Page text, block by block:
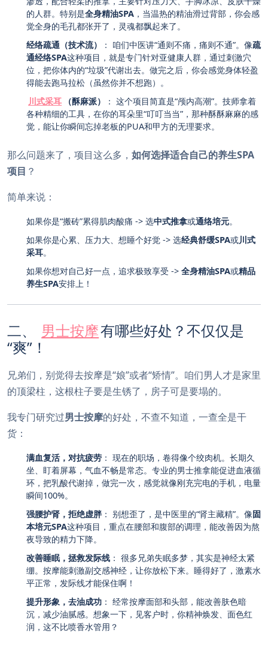
的人群。特别是全身精油SPA ，当温热的精油滑过背部，你会感
觉全身的毛孔都张开了，灵魂都飘起来了。
经络疏通（技术流）
： 咱们中医讲“通则不痛，痛则不通”。像疏
通经络SPA这种项目，就是专门针对亚健康人群，通过刺激穴
位，把你体内的“垃圾”代谢出去。做完之后，你会感觉身体轻盈
得能去跑马拉松（虽然你并不想跑）。
川式采耳
（酥麻派）
： 这个项目简直是“颅内高潮”。技师拿着
各种精细的工具，在你的耳朵里“叮叮当当”，那种酥酥麻麻的感
觉，能让你瞬间忘掉老板的PUA和甲方的无理要求。
那么问题来了，项目这么多， 如何选择适合自己的养生SPA
项目 ？
简单来说：
如果你是“搬砖”累得肌肉酸痛 -> 选中式推拿或通络培元。
如果你是心累、压力大、想睡个好觉 -> 选经典舒缓SPA或川式
采耳。
如果你想对自己好一点，追求极致享受 -> 全身精油SPA或精品
养生SPA安排上！
二、 男士按摩有哪些好处？不仅仅是
“爽”！
兄弟们，别觉得去按摩是“娘”或者“矫情”。咱们男人才是家里
的顶梁柱，这根柱子要是生锈了，房子可是要塌的。
我专门研究过男士按摩的好处，不查不知道，一查全是干
货：
满血复活，对抗疲劳 ： 现在的职场，卷得像个绞肉机。长期久
坐、盯着屏幕，气血不畅是常态。专业的男士推拿能促进血液循
环，把乳酸代谢掉，做完一次，感觉就像刚充完电的手机，电量
瞬间100%。
强腰护肾，拒绝虚胖： 别想歪了，是中医里的“肾主藏精”。像固
本培元SPA这种项目，重点在腰部和腹部的调理，能改善因为熬
夜导致的精力下降。
改善睡眠，拯救发际线 ： 很多兄弟失眠多梦，其实是神经太紧
绷。按摩能刺激副交感神经，让你放松下来。睡得好了，激素水
平正常，发际线才能保住啊！
提升形象，去油成功 ： 经常按摩面部和头部，能改善肤色暗
沉，减少油腻感。想象一下，见客户时，你精神焕发、面色红
润，这不比喷香水管用？